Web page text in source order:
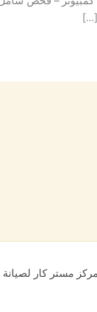
[…]